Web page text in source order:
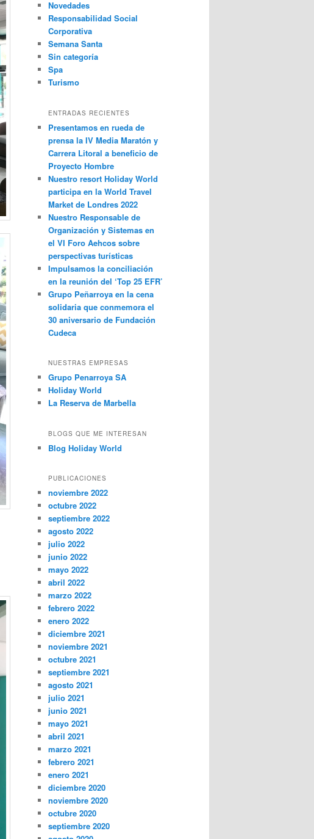
Novedades
Responsabilidad Social
Corporativa
Semana Santa
Sin categoría
Spa
Turismo
ENTRADAS RECIENTES
Presentamos en rueda de
prensa la IV Media Maratón y
Carrera Litoral a beneficio de
Proyecto Hombre
Nuestro resort Holiday World
participa en la World Travel
Market de Londres 2022
Nuestro Responsable de
Organización y Sistemas en
el VI Foro Aehcos sobre
perspectivas turísticas
Impulsamos la conciliación
en la reunión del ‘Top 25 EFR’
Grupo Peñarroya en la cena
solidaria que conmemora el
30 aniversario de Fundación
Cudeca
NUESTRAS EMPRESAS
Grupo Penarroya SA
Holiday World
La Reserva de Marbella
BLOGS QUE ME INTERESAN
Blog Holiday World
PUBLICACIONES
noviembre 2022
octubre 2022
septiembre 2022
agosto 2022
julio 2022
junio 2022
mayo 2022
abril 2022
marzo 2022
febrero 2022
enero 2022
diciembre 2021
noviembre 2021
octubre 2021
septiembre 2021
agosto 2021
julio 2021
junio 2021
mayo 2021
abril 2021
marzo 2021
febrero 2021
enero 2021
diciembre 2020
noviembre 2020
octubre 2020
septiembre 2020